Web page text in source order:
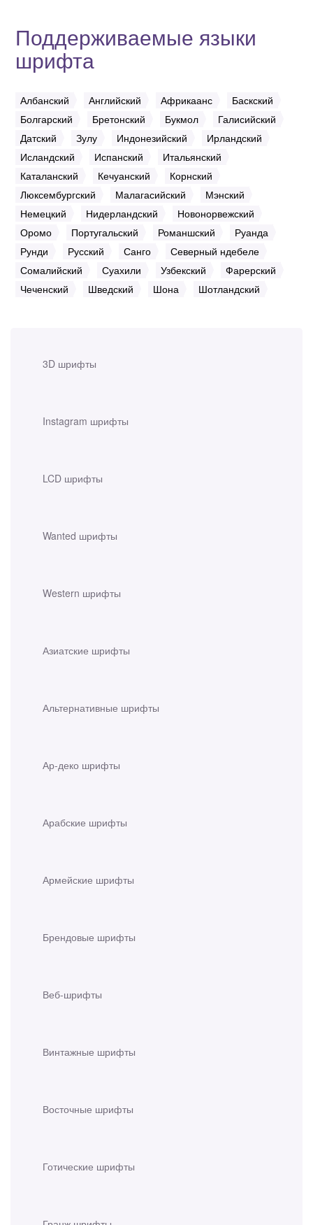
3D шрифты
Instagram шрифты
LCD шрифты
Wanted шрифты
Western шрифты
Азиатские шрифты
Альтернативные шрифты
Ар-деко шрифты
Арабские шрифты
Армейские шрифты
Брендовые шрифты
Веб-шрифты
Винтажные шрифты
Восточные шрифты
Готические шрифты
Поддерживаемые языки
шрифта
Албанский Английский Африкаанс
Баскский
Болгарский
Бретонский Букмол
Галисийский
Датский
Зулу Индонезийский
Ирландский
Исландский
Испанский
Итальянский
Каталанский
Кечуанский
Корнский
Люксембургский
Малагасийский
Мэнский
Немецкий
Нидерландский
Новонорвежский
Оромо
Португальский Романшский
Руанда
Рунди
Русский Санго
Северный ндебеле
Сомалийский
Суахили Узбекский
Фарерский
Чеченский
Шведский Шона Шотландский